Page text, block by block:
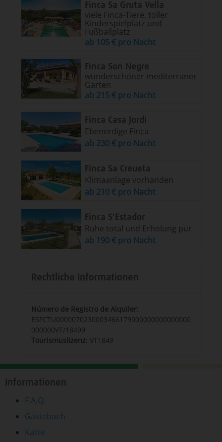
Finca Sa Gruta Vella
viele Finca-Tiere, toller
Kinderspielplatz und
Fußballplatz
ab 105 € pro Nacht
Finca Son Negre
wunderschöner mediterraner
Garten
ab 215 € pro Nacht
Finca Casa Jordi
Ebenerdige Finca
ab 230 € pro Nacht
Finca Sa Creueta
Klimaanlage vorhanden
ab 210 € pro Nacht
Finca S'Estador
Ruhe total und Erholung pur
ab 190 € pro Nacht
Rechtliche Informationen
Número de Registro de Alquiler:
ESFCTU0000070230003466179000000000000000
000000VT/18499
Tourismuslizenz: VT1849
Informationen
F.A.Q.
Gästebuch
Karte